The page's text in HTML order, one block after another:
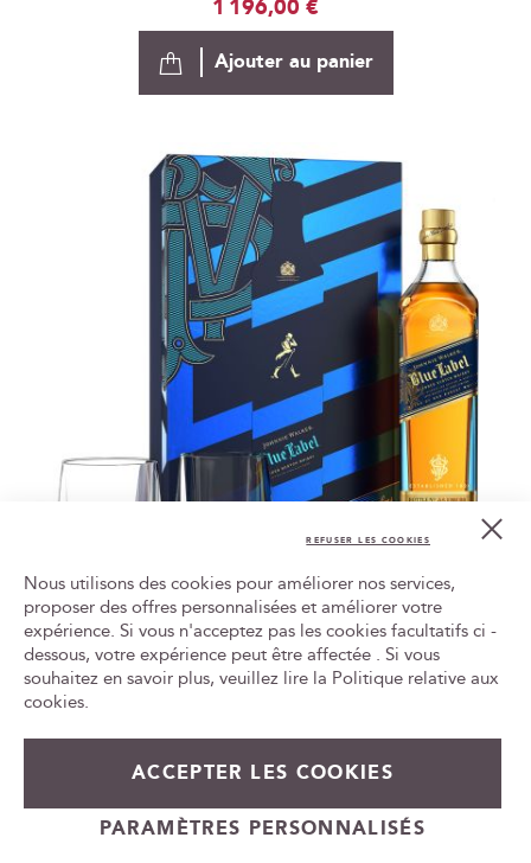
1 196,00 €
Ajouter au panier
Johnnie Walker Blue Label + 2 verres - Whisky
Ecossais
Nous utilisons des cookies pour améliorer nos services,
proposer des offres personnalisées et améliorer votre
expérience. Si vous n'acceptez pas les cookies facultatifs ci -
dessous, votre expérience peut être affectée . Si vous
souhaitez en savoir plus, veuillez lire la Politique relative aux
cookies.
ACCEPTER LES COOKIES
PARAMÈTRES PERSONNALISÉS
REFUSER LES COOKIES